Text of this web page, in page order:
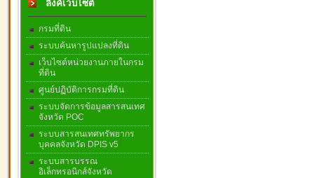
ลิ้งค์เว็บไซต์
กรมที่ดิน
ระบบค้นหารูปแปลงที่ดิน
เว็บไซต์หน่วยงานภายในกรม
ที่ดิน
ศูนย์ปฏิบัติการกรมที่ดิน
ระบบจัดการข้อมูลสารสนเทศ
จังหวัด POC
ระบบสารสนเทศทรัพยากร
บุคคลจังหวัด DPIS v5
ระบบสารบรรณ
อิเล็กทรอนิกส์จังหวัด